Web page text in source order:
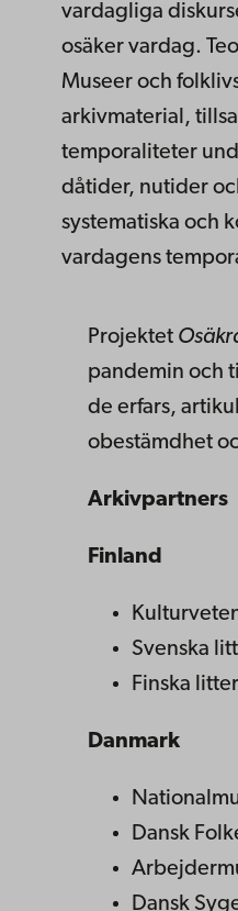
vardagliga
osäker vardag.
Museer och
arkivmaterial,
temporaliteter
dåtider, nutider
systematiska och
vardagens
Projektet
pandemin och
de erfars,
obestämdhet
Arkivpartners
Finland
Svenska
Finska
Danmark
Dansk
Dansk